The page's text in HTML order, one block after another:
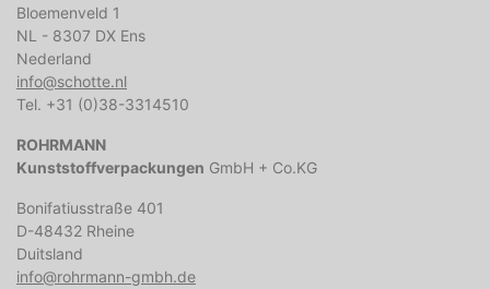
Bloemenveld 1
NL - 8307 DX Ens
Nederland
info@schotte.nl
Tel. +31 (0)38-3314510
ROHRMANN
Kunststoffverpackungen GmbH + Co.KG
Bonifatiusstraße 401
D-48432 Rheine
Duitsland
info@rohrmann-gmbh.de